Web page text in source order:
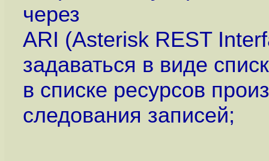
через
ARI (Asterisk REST
задаваться в виде
в списке ресурсов
следования записей;